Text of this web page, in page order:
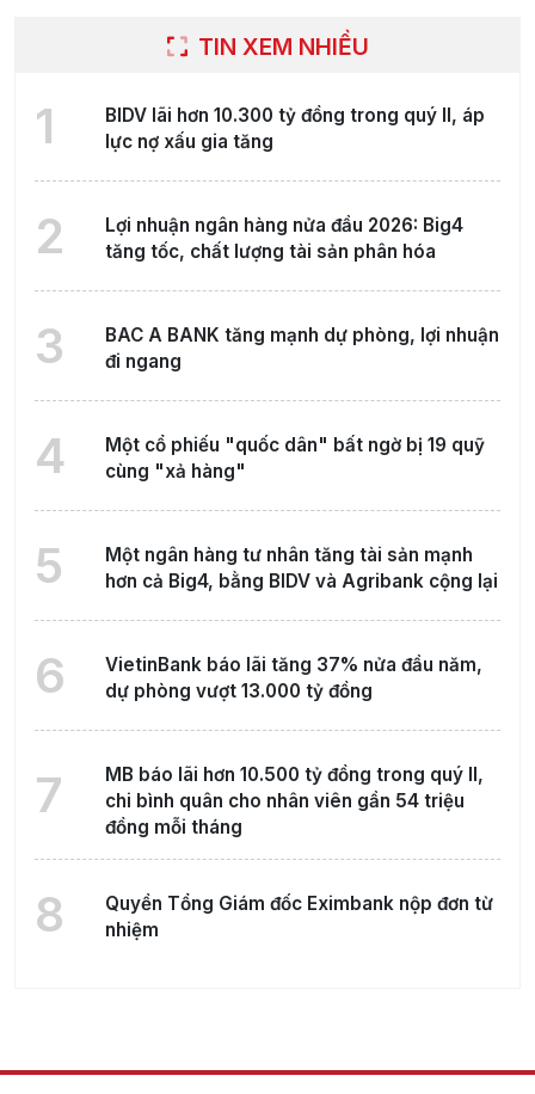
TIN XEM NHIỀU
1
BIDV lãi hơn 10.300 tỷ đồng trong quý II, áp
lực nợ xấu gia tăng
2
Lợi nhuận ngân hàng nửa đầu 2026: Big4
tăng tốc, chất lượng tài sản phân hóa
3
BAC A BANK tăng mạnh dự phòng, lợi nhuận
đi ngang
4
Một cổ phiếu "quốc dân" bất ngờ bị 19 quỹ
cùng "xả hàng"
5
Một ngân hàng tư nhân tăng tài sản mạnh
hơn cả Big4, bằng BIDV và Agribank cộng lại
6
VietinBank báo lãi tăng 37% nửa đầu năm,
dự phòng vượt 13.000 tỷ đồng
7
MB báo lãi hơn 10.500 tỷ đồng trong quý II,
chi bình quân cho nhân viên gần 54 triệu
đồng mỗi tháng
8
Quyền Tổng Giám đốc Eximbank nộp đơn từ
nhiệm